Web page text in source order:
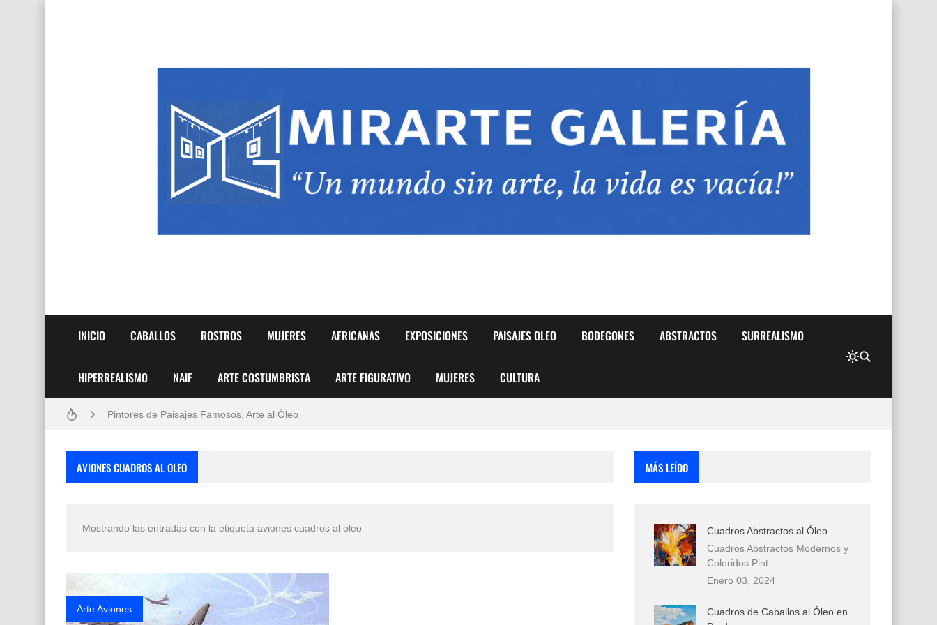
INICIO CABALLOS ROSTROS MUJERES AFRICANAS EXPOSICIONES PAISAJES OLEO BODEGONES ABSTRACTOS SURREALISMO
HIPERREALISMO NAIF ARTE COSTUMBRISTA ARTE FIGURATIVO MUJERES CULTURA
Frutas y Flores Para Colorear Imágenes
Pintores de Paisajes Famosos, Arte al Óleo
Rostros Bellos, La Perfección del Dibujo A Lápiz, Biryulina Vita
Fotos Artísticas de las Actrices de Hollywood Más Bellas del Mundo
AVIONES CUADROS AL OLEO
Mostrando las entradas con la etiqueta aviones cuadros al oleo
Arte Aviones
MÁS LEÍDO
Cuadros Abstractos al Óleo
Cuadros Abstractos Modernos y
Coloridos Pint…
Enero 03, 2024
Cuadros de Caballos al Óleo en